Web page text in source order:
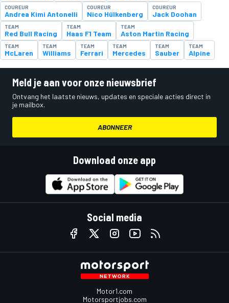
COUREUR
Andrea Kimi Antonelli
COUREUR
Nico Hülkenberg
COUREUR
Jack Doohan
TEAM
Red Bull Racing
TEAM
Haas F1 Team
TEAM
Aston Martin Racing
TEAM
McLaren
TEAM
Williams
TEAM
Ferrari
TEAM
Mercedes
TEAM
Sauber
TEAM
Alpine
Meld je aan voor onze nieuwsbrief
Ontvang het laatste nieuws, updates en speciale acties direct in
je mailbox.
ABONNEER
Download onze app
Social media
Motor1.com
Motorsportjobs.com